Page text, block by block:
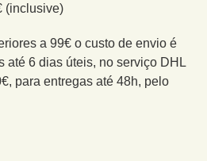
(inclusive)
a 99€ o custo de envio é
até 6 dias úteis, no serviço DHL
para entregas até 48h, pelo